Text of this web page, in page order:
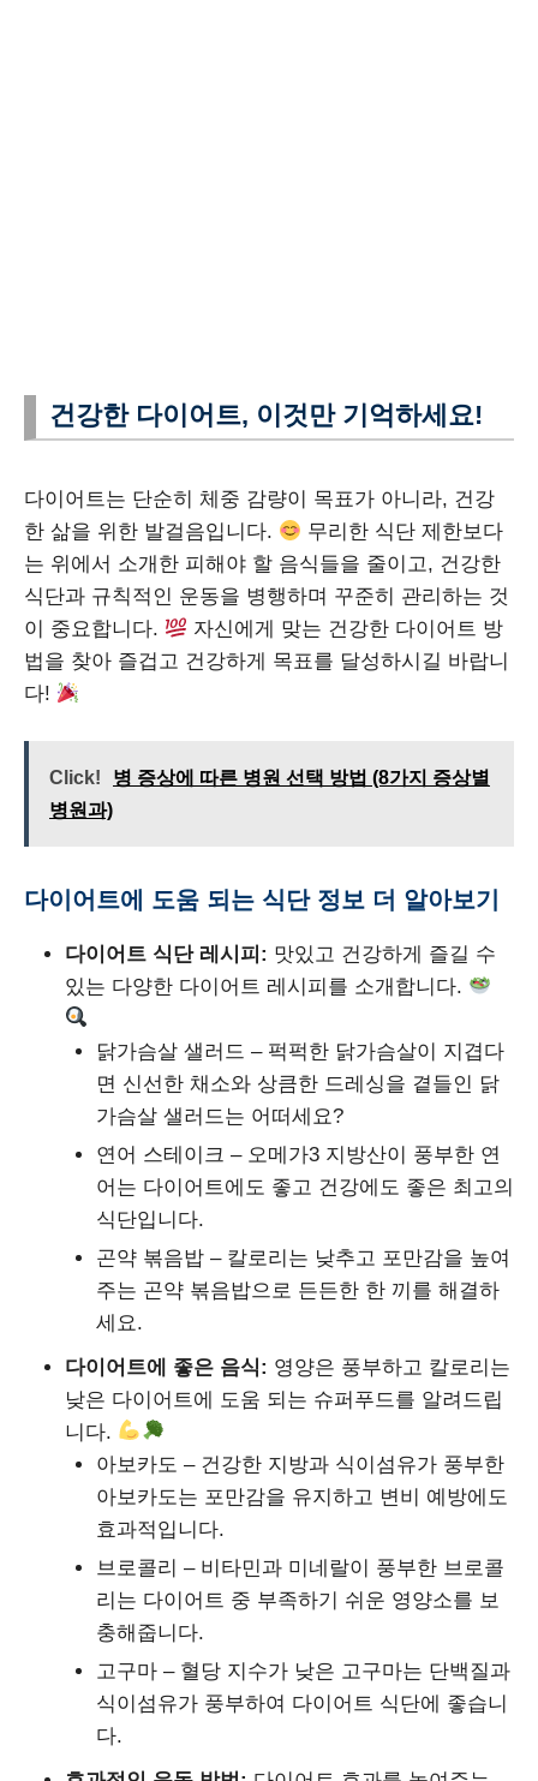
건강한 다이어트, 이것만 기억하세요!
다이어트는 단순히 체중 감량이 목표가 아니라, 건강
한 삶을 위한 발걸음입니다.
무리한 식단 제한보다
는 위에서 소개한 피해야 할 음식들을 줄이고, 건강한
식단과 규칙적인 운동을 병행하며 꾸준히 관리하는 것
이 중요합니다.
자신에게 맞는 건강한 다이어트 방
법을 찾아 즐겁고 건강하게 목표를 달성하시길 바랍니
다!
Click!
병 증상에 따른 병원 선택 방법 (8가지 증상별
병원과)
다이어트에 도움 되는 식단 정보 더 알아보기
다이어트 식단 레시피: 맛있고 건강하게 즐길 수
있는 다양한 다이어트 레시피를 소개합니다.
닭가슴살 샐러드 – 퍽퍽한 닭가슴살이 지겹다
면 신선한 채소와 상큼한 드레싱을 곁들인 닭
가슴살 샐러드는 어떠세요?
연어 스테이크 – 오메가3 지방산이 풍부한 연
어는 다이어트에도 좋고 건강에도 좋은 최고의
식단입니다.
곤약 볶음밥 – 칼로리는 낮추고 포만감을 높여
주는 곤약 볶음밥으로 든든한 한 끼를 해결하
세요.
다이어트에 좋은 음식: 영양은 풍부하고 칼로리는
낮은 다이어트에 도움 되는 슈퍼푸드를 알려드립
니다.
아보카도 – 건강한 지방과 식이섬유가 풍부한
아보카도는 포만감을 유지하고 변비 예방에도
효과적입니다.
브로콜리 – 비타민과 미네랄이 풍부한 브로콜
리는 다이어트 중 부족하기 쉬운 영양소를 보
충해줍니다.
고구마 – 혈당 지수가 낮은 고구마는 단백질과
식이섬유가 풍부하여 다이어트 식단에 좋습니
다.